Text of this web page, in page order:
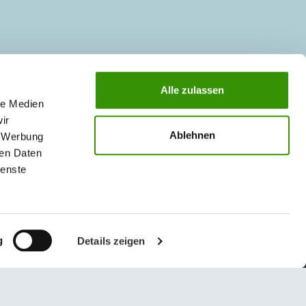
Medien
Daten
Details zeigen
Alle zulassen
Ablehnen